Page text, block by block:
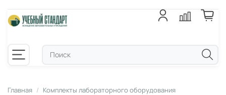
Главная Комплекты лабораторного оборудования